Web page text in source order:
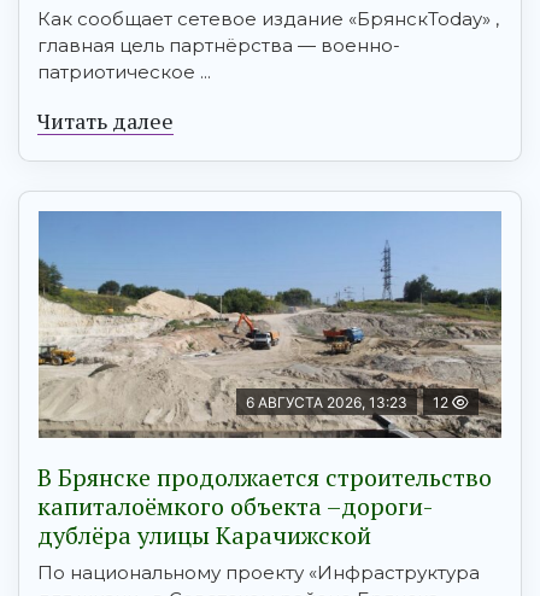
Как сообщает сетевое издание «БрянскToday» ,
главная цель партнёрства — военно-
патриотическое ...
Читать далее
6 АВГУСТА 2026, 13:23 12
В Брянске продолжается строительство
капиталоёмкого объекта –дороги-
дублёра улицы Карачижской
По национальному проекту «Инфраструктура